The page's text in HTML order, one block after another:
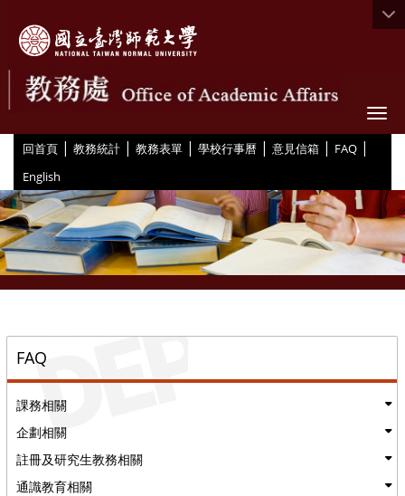
回首頁 | 教務統計 | 教務表單 | 學校行事曆 | 意見信箱 | FAQ |
English
FAQ
課務相關
企劃相關
註冊及研究生教務相關
通識教育相關